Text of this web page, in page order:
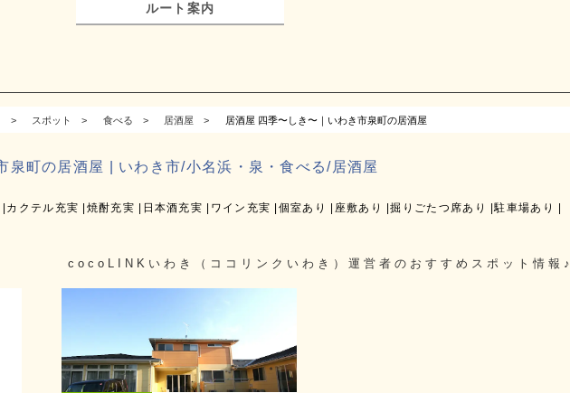
ルート案内
スポット 食べる 居酒屋 居酒屋 四季〜しき〜｜いわき市泉町の居酒屋
泉町の居酒屋 | いわき市/小名浜・泉・食べる/居酒屋
カクテル充実 焼酎充実 日本酒充実 ワイン充実 個室あり 座敷あり 掘りごたつ席あり 駐車場あり
cocoLINKいわき（ココリンクいわき）運営者のおすすめスポット情報♪